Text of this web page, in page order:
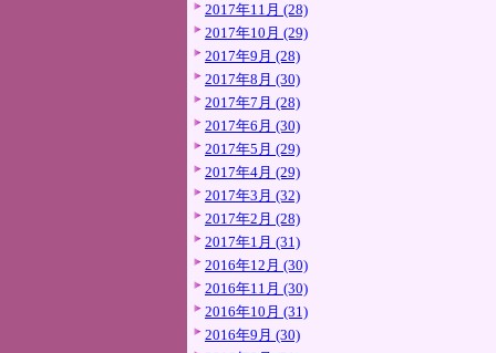
2017年11月 (28)
2017年10月 (29)
2017年9月 (28)
2017年8月 (30)
2017年7月 (28)
2017年6月 (30)
2017年5月 (29)
2017年4月 (29)
2017年3月 (32)
2017年2月 (28)
2017年1月 (31)
2016年12月 (30)
2016年11月 (30)
2016年10月 (31)
2016年9月 (30)